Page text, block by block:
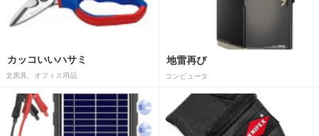
カッコいいハサミ
文房具、オフィス用品
地雷再び
コンピュータ